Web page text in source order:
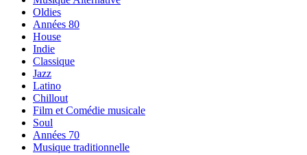
Oldies
Années 80
House
Indie
Classique
Jazz
Latino
Chillout
Film et Comédie musicale
Soul
Années 70
Musique traditionnelle